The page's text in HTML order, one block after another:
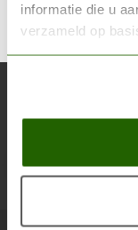
informatie die u
verzameld op
Blijf op de